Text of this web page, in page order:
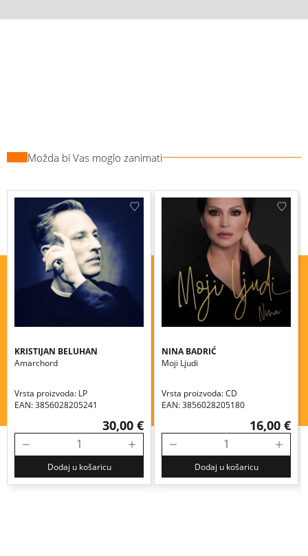
Možda bi Vas moglo zanimati
KRISTIJAN BELUHAN
Amarchord
Vrsta proizvoda: LP
EAN: 3856028205241
30,00 €
Dodaj u košaricu
NINA BADRIĆ
Moji Ljudi
Vrsta proizvoda: CD
EAN: 3856028205180
16,00 €
Dodaj u košaricu